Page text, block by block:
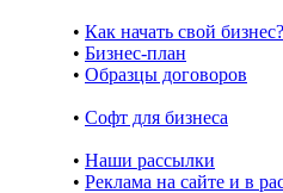
• Как начать свой бизнес?
• Бизнес-план
• Образцы договоров
• Cофт для бизнеса
• Наши рассылки
• Реклама на сайте и в